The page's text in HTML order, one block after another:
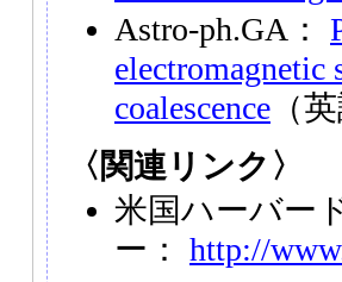
Astro-ph.GA：
electromagnetic
coalescence （
〈関連リンク〉
米国ハーバー
ー： http://